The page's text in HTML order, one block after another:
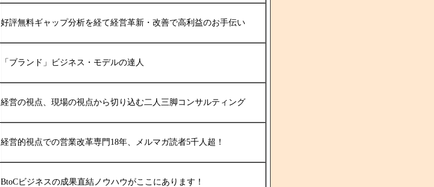
好評無料ギャップ分析を経て経営革新・改善で高利益のお手伝い
「ブランド」ビジネス・モデルの達人
経営の視点、現場の視点から切り込む二人三脚コンサルティング
経営的視点での営業改革専門18年、メルマガ読者5千人超！
BtoCビジネスの成果直結ノウハウがここにあります！